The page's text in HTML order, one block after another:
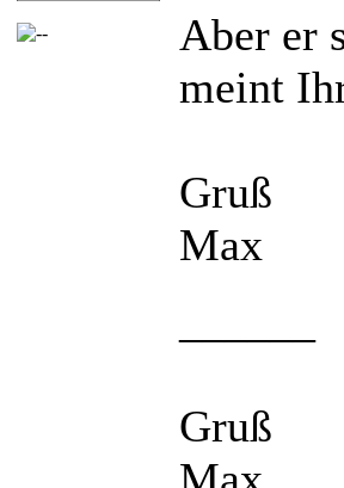
Aber er
meint
Gruß
Max
Gruß